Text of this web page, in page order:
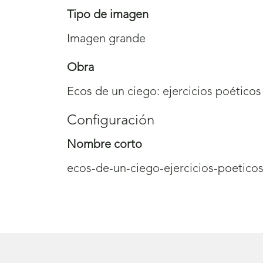
Tipo de imagen
Imagen grande
Obra
Ecos de un ciego: ejercicios poéticos
Configuración
Nombre corto
ecos-de-un-ciego-ejercicios-